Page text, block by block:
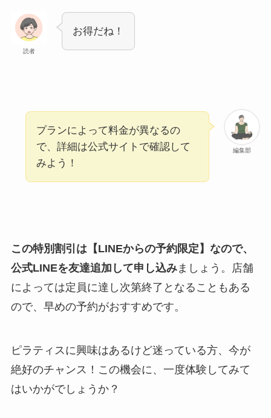
読者
お得だね！
編集部
プランによって料金が異なるの
で、詳細は公式サイトで確認して
みよう！
この特別割引は【LINEからの予約限定】なので、
公式LINEを友達追加して申し込みましょう。店舗
によっては定員に達し次第終了となることもある
ので、早めの予約がおすすめです。
ピラティスに興味はあるけど迷っている方、今が
絶好のチャンス！この機会に、一度体験してみて
はいかがでしょうか？